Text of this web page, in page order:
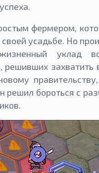
фермером,
усадьбе. Но
уклад
решивших
решил бороться с